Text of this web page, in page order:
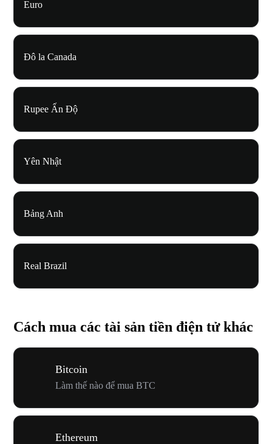
Euro
Đô la Canada
Rupee Ấn Độ
Yên Nhật
Bảng Anh
Real Brazil
Cách mua các tài sản tiền điện tử khác
Bitcoin
Làm thế nào để mua BTC
Ethereum